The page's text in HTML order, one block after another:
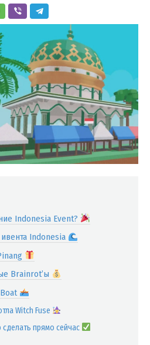
Indonesia Event?
Indonesia
Brainrot’ы
Witch Fuse
прямо сейчас